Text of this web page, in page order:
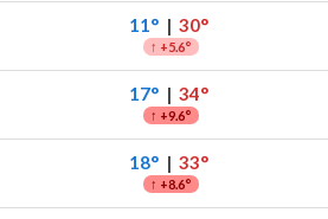
11°| 30°
↑ +5.6°
17°| 34°
↑ +9.6°
18°| 33°
↑ +8.6°